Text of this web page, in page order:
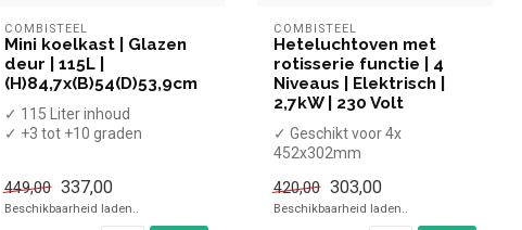
COMBISTEEL
Mini koelkast | Glazen
deur | 115L |
(H)84,7x(B)54(D)53,9cm
✓ 115 Liter inhoud
✓ +3 tot +10 graden
449,00 337,00
Beschikbaarheid laden..
COMBISTEEL
Heteluchtoven met
rotisserie functie | 4
Niveaus | Elektrisch |
2,7kW | 230 Volt
✓ Geschikt voor 4x
452x302mm
✓ Met rotisserie-functi...
420,00 303,00
Beschikbaarheid laden..